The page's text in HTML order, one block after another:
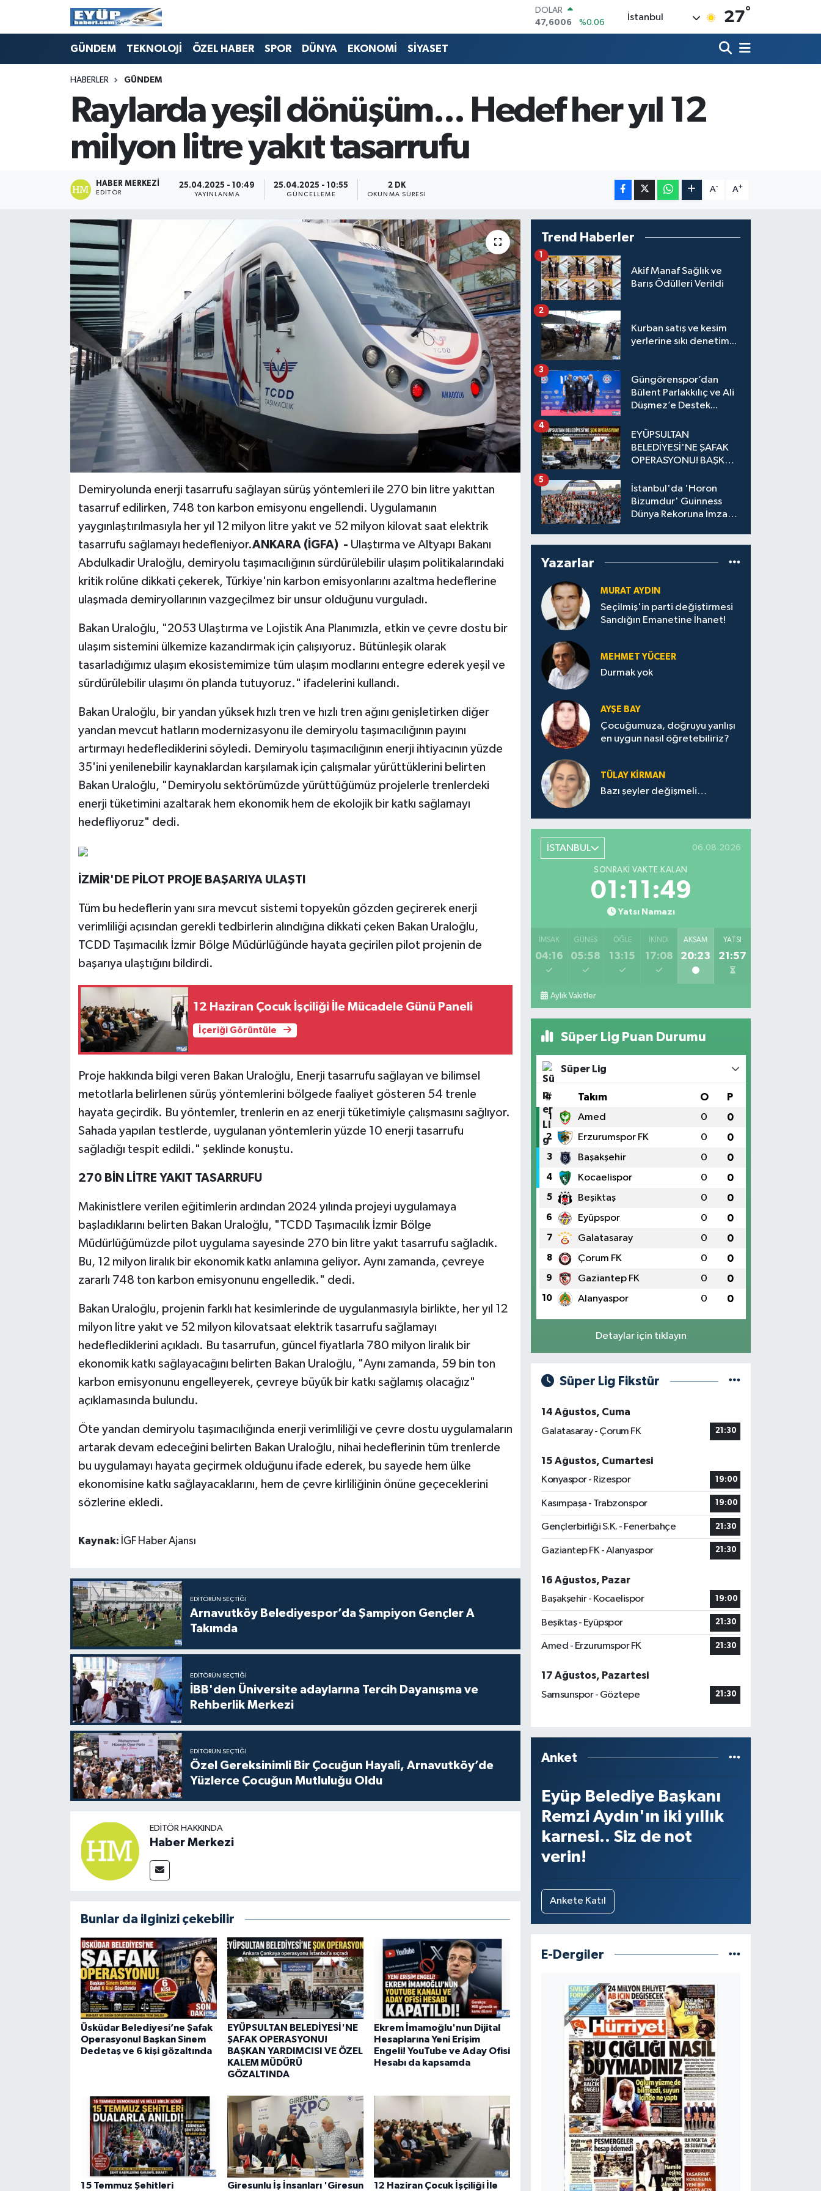
DOLAR
47,6006
%0.06
EURO
6513.94
%0.32
BİST100
13.768
%48
İstanbul 27°
GÜNDEM TEKNOLOJİ ÖZEL HABER SPOR DÜNYA EKONOMİ SİYASET
HABERLER GÜNDEM
Raylarda yeşil dönüşüm... Hedef her yıl 12
milyon litre yakıt tasarrufu
HABER MERKEZI
EDITÖR
25.04.2025 - 10:49
YAYINLANMA
25.04.2025 - 10:55
GÜNCELLEME
2 DK
OKUNMA SÜRESI
A- A+
Demiryolunda enerji tasarrufu sağlayan sürüş yöntemleri ile 270 bin litre yakıttan
tasarruf edilirken, 748 ton karbon emisyonu engellendi. Uygulamanın
yaygınlaştırılmasıyla her yıl 12 milyon litre yakıt ve 52 milyon kilovat saat elektrik
tasarrufu sağlamayı hedefleniyor.ANKARA (İGFA) - Ulaştırma ve Altyapı Bakanı
Abdulkadir Uraloğlu, demiryolu taşımacılığının sürdürülebilir ulaşım politikalarındaki
kritik rolüne dikkati çekerek, Türkiye'nin karbon emisyonlarını azaltma hedeflerine
ulaşmada demiryollarının vazgeçilmez bir unsur olduğunu vurguladı.
Bakan Uraloğlu, "2053 Ulaştırma ve Lojistik Ana Planımızla, etkin ve çevre dostu bir
ulaşım sistemini ülkemize kazandırmak için çalışıyoruz. Bütünleşik olarak
tasarladığımız ulaşım ekosistemimize tüm ulaşım modlarını entegre ederek yeşil ve
sürdürülebilir ulaşımı ön planda tutuyoruz." ifadelerini kullandı.
Bakan Uraloğlu, bir yandan yüksek hızlı tren ve hızlı tren ağını genişletirken diğer
yandan mevcut hatların modernizasyonu ile demiryolu taşımacılığının payını
artırmayı hedeflediklerini söyledi. Demiryolu taşımacılığının enerji ihtiyacının yüzde
35'ini yenilenebilir kaynaklardan karşılamak için çalışmalar yürüttüklerini belirten
Bakan Uraloğlu, "Demiryolu sektörümüzde yürüttüğümüz projelerle trenlerdeki
enerji tüketimini azaltarak hem ekonomik hem de ekolojik bir katkı sağlamayı
hedefliyoruz" dedi.
İZMİR'DE PİLOT PROJE BAŞARIYA ULAŞTI
Tüm bu hedeflerin yanı sıra mevcut sistemi topyekûn gözden geçirerek enerji
verimliliği açısından gerekli tedbirlerin alındığına dikkati çeken Bakan Uraloğlu,
TCDD Taşımacılık İzmir Bölge Müdürlüğünde hayata geçirilen pilot projenin de
başarıya ulaştığını bildirdi.
12 Haziran Çocuk İşçiliği İle Mücadele Günü Paneli
İçeriği Görüntüle
Proje hakkında bilgi veren Bakan Uraloğlu, Enerji tasarrufu sağlayan ve bilimsel
metotlarla belirlenen sürüş yöntemlerini bölgede faaliyet gösteren 54 trenle
hayata geçirdik. Bu yöntemler, trenlerin en az enerji tüketimiyle çalışmasını sağlıyor.
Sahada yapılan testlerde, uygulanan yöntemlerin yüzde 10 enerji tasarrufu
sağladığı tespit edildi." şeklinde konuştu.
270 BİN LİTRE YAKIT TASARRUFU
Makinistlere verilen eğitimlerin ardından 2024 yılında projeyi uygulamaya
başladıklarını belirten Bakan Uraloğlu, "TCDD Taşımacılık İzmir Bölge
Müdürlüğümüzde pilot uygulama sayesinde 270 bin litre yakıt tasarrufu sağladık.
Bu, 12 milyon liralık bir ekonomik katkı anlamına geliyor. Aynı zamanda, çevreye
zararlı 748 ton karbon emisyonunu engelledik." dedi.
Bakan Uraloğlu, projenin farklı hat kesimlerinde de uygulanmasıyla birlikte, her yıl 12
milyon litre yakıt ve 52 milyon kilovatsaat elektrik tasarrufu sağlamayı
hedeflediklerini açıkladı. Bu tasarrufun, güncel fiyatlarla 780 milyon liralık bir
ekonomik katkı sağlayacağını belirten Bakan Uraloğlu, "Aynı zamanda, 59 bin ton
karbon emisyonunu engelleyerek, çevreye büyük bir katkı sağlamış olacağız"
açıklamasında bulundu.
Öte yandan demiryolu taşımacılığında enerji verimliliği ve çevre dostu uygulamaların
artarak devam edeceğini belirten Bakan Uraloğlu, nihai hedeflerinin tüm trenlerde
bu uygulamayı hayata geçirmek olduğunu ifade ederek, bu sayede hem ülke
ekonomisine katkı sağlayacaklarını, hem de çevre kirliliğinin önüne geçeceklerini
sözlerine ekledi.
Kaynak: İGF Haber Ajansı
EDITÖRÜN SEÇTIĞI
Arnavutköy Belediyespor’da Şampiyon Gençler A
Takımda
EDITÖRÜN SEÇTIĞI
İBB'den Üniversite adaylarına Tercih Dayanışma ve
Rehberlik Merkezi
EDITÖRÜN SEÇTIĞI
Özel Gereksinimli Bir Çocuğun Hayali, Arnavutköy’de
Yüzlerce Çocuğun Mutluluğu Oldu
EDITÖR HAKKINDA
Haber Merkezi
Bunlar da ilginizi çekebilir
Üsküdar Belediyesi’ne Şafak
Operasyonu! Başkan Sinem
Dedetaş ve 6 kişi gözaltında
EYÜPSULTAN BELEDİYESİ'NE
ŞAFAK OPERASYONU!
BAŞKAN YARDIMCISI VE ÖZEL
KALEM MÜDÜRÜ
GÖZALTINDA
Ekrem İmamoğlu'nun Dijital
Hesaplarına Yeni Erişim
Engeli! YouTube ve Aday Ofisi
Hesabı da kapsamda
15 Temmuz Şehitleri Giresunlu İş İnsanları 'Giresun 12 Haziran Çocuk İşçiliği İle
Trend Haberler
Akif Manaf Sağlık ve
Barış Ödülleri Verildi
1
Kurban satış ve kesim
yerlerine sıkı denetim...
2
Güngörenspor’dan
Bülent Parlakkılıç ve Ali
Düşmez’e Destek...
3
EYÜPSULTAN
BELEDİYESİ'NE ŞAFAK
OPERASYONU! BAŞKAN
KALEM MÜDÜRÜ
GÖZALTINDA
4
İstanbul'da 'Horon
Bizumdur' Guinness
Dünya Rekoruna İmza
5
Yazarlar
MURAT AYDIN
Seçilmiş'in parti değiştirmesi
Sandığın Emanetine İhanet!
MEHMET YÜCEER
Durmak yok
AYŞE BAY
Çocuğumuza, doğruyu yanlışı
en uygun nasıl öğretebiliriz?
TÜLAY KİRMAN
Bazı şeyler değişmeli…
İSTANBUL 06.08.2026
SONRAKI VAKTE KALAN
01:11:49
Yatsı Namazı
İMSAK
04:16
GÜNEŞ
05:58
ÖĞLE
13:15
İKINDI
17:08
AKŞAM
20:23
YATSI
21:57
Aylık Vakitler
Süper Lig Puan Durumu
Süper Lig
# Takım O P
1 Amed 0 0
2 Erzurumspor FK 0 0
3 Başakşehir 0 0
4 Kocaelispor 0 0
5 Beşiktaş 0 0
6 Eyüpspor 0 0
7 Galatasaray 0 0
8 Çorum FK 0 0
9 Gaziantep FK 0 0
10 Alanyaspor 0 0
Detaylar için tıklayın
Süper Lig Fikstür
14 Ağustos, Cuma
Galatasaray - Çorum FK
21:30
15 Ağustos, Cumartesi
Konyaspor - Rizespor
19:00
Kasımpaşa - Trabzonspor 19:00
Gençlerbirliği S.K. - Fenerbahçe 21:30
Gaziantep FK - Alanyaspor 21:30
16 Ağustos, Pazar
Başakşehir - Kocaelispor
19:00
Beşiktaş - Eyüpspor 21:30
Amed - Erzurumspor FK 21:30
17 Ağustos, Pazartesi
Samsunspor - Göztepe
21:30
Anket
Eyüp Belediye Başkanı
Remzi Aydın'ın iki yıllık
karnesi.. Siz de not
verin!
Ankete Katıl
E-Dergiler